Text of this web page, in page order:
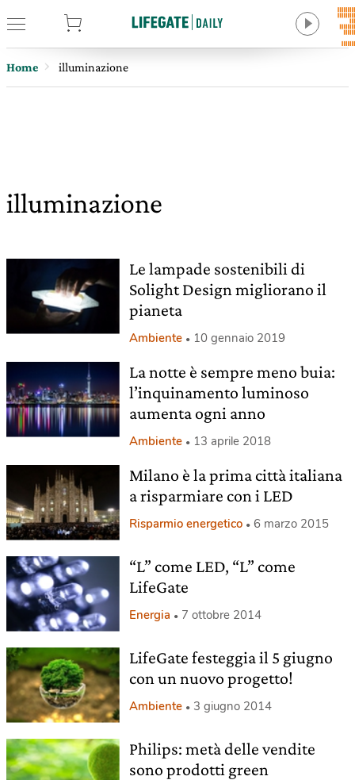
Home illuminazione
illuminazione
Le lampade sostenibili di
Solight Design migliorano il
pianeta
Ambiente 10 gennaio 2019
La notte è sempre meno buia:
l’inquinamento luminoso
aumenta ogni anno
Ambiente 13 aprile 2018
Milano è la prima città italiana
a risparmiare con i LED
Risparmio energetico 6 marzo 2015
“L” come LED, “L” come
LifeGate
Energia 7 ottobre 2014
LifeGate festeggia il 5 giugno
con un nuovo progetto!
Ambiente 3 giugno 2014
Philips: metà delle vendite
sono prodotti green